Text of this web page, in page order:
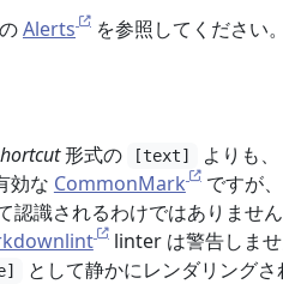
Alerts を参照してください
形式の [text]
よりも、
効な CommonMark
ですが、
識されるわけではありませ
linter は警告しま
として静かにレンダリングさ